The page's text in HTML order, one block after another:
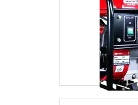
resistentes;Podem
usufruir do aluguel
acessórios, é essencial
capacitadas, que possam
suporte. Além do
responsável deve atuar
normas estabelecidas por